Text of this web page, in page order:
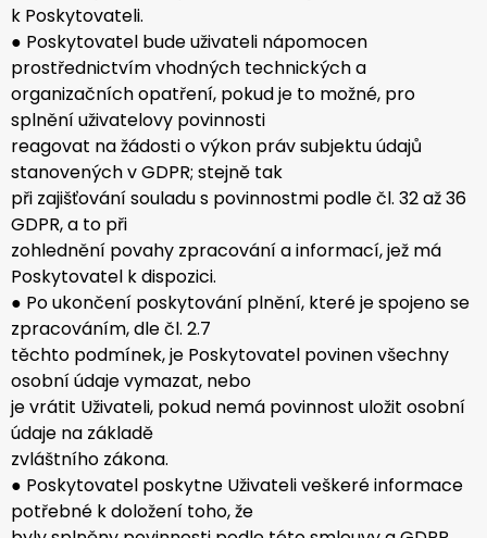
k Poskytovateli.
● Poskytovatel bude uživateli nápomocen
prostřednictvím vhodných technických a
organizačních opatření, pokud je to možné, pro
splnění uživatelovy povinnosti
reagovat na žádosti o výkon práv subjektu údajů
stanovených v GDPR; stejně tak
při zajišťování souladu s povinnostmi podle čl. 32 až 36
GDPR, a to při
zohlednění povahy zpracování a informací, jež má
Poskytovatel k dispozici.
● Po ukončení poskytování plnění, které je spojeno se
zpracováním, dle čl. 2.7
těchto podmínek, je Poskytovatel povinen všechny
osobní údaje vymazat, nebo
je vrátit Uživateli, pokud nemá povinnost uložit osobní
údaje na základě
zvláštního zákona.
● Poskytovatel poskytne Uživateli veškeré informace
potřebné k doložení toho, že